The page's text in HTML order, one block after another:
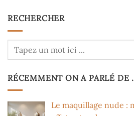
RECHERCHER
RÉCEMMENT ON A PARLÉ DE
Le maquillage nude :